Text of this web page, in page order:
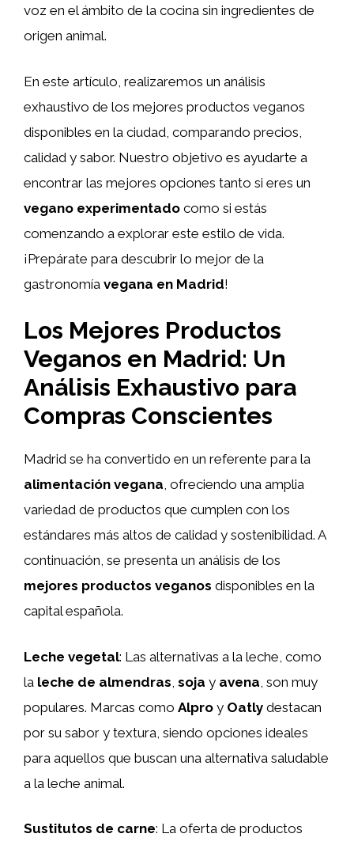
voz en el ámbito de la cocina sin ingredientes de
origen animal.
En este artículo, realizaremos un análisis
exhaustivo de los mejores productos veganos
disponibles en la ciudad, comparando precios,
calidad y sabor. Nuestro objetivo es ayudarte a
encontrar las mejores opciones tanto si eres un
vegano experimentado como si estás
comenzando a explorar este estilo de vida.
¡Prepárate para descubrir lo mejor de la
gastronomía vegana en Madrid!
Los Mejores Productos
Veganos en Madrid: Un
Análisis Exhaustivo para
Compras Conscientes
Madrid se ha convertido en un referente para la
alimentación vegana, ofreciendo una amplia
variedad de productos que cumplen con los
estándares más altos de calidad y sostenibilidad. A
continuación, se presenta un análisis de los
mejores productos veganos disponibles en la
capital española.
Leche vegetal: Las alternativas a la leche, como
la leche de almendras soja y avena , son muy
populares. Marcas como Alpro y Oatly destacan
por su sabor y textura, siendo opciones ideales
para aquellos que buscan una alternativa saludable
a la leche animal.
Sustitutos de carne: La oferta de productos